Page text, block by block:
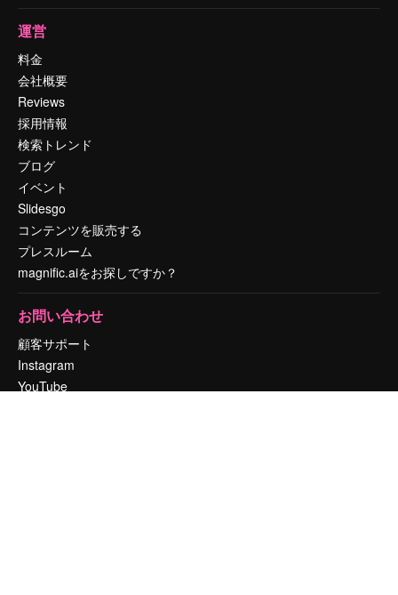
運営
料金
会社概要
Reviews
採用情報
検索トレンド
ブログ
イベント
Slidesgo
コンテンツを販売する
プレスルーム
magnific.aiをお探しですか？
お問い合わせ
顧客サポート
Instagram
YouTube